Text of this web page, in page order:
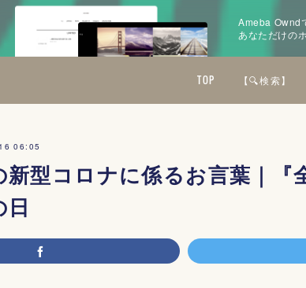
Ameba Ownd
あなただけの
TOP 【🔍検索】
06:05
新型コロナに係るお言葉｜『
日